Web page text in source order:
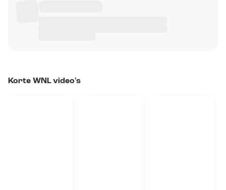
Korte WNL video's